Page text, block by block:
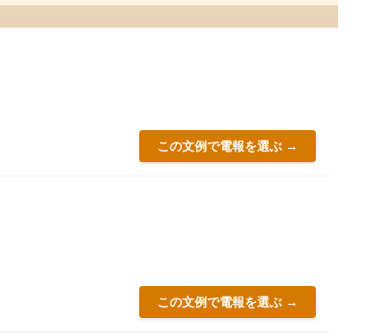
この文例で電報を選ぶ →
この文例で電報を選ぶ →